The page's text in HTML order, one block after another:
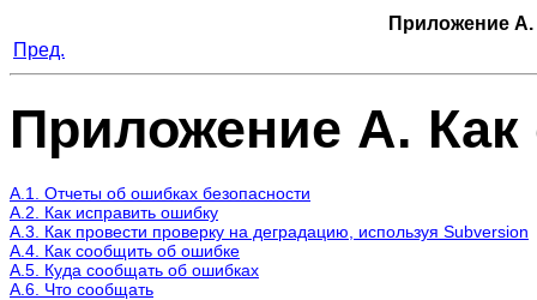
Приложение
Пред.
Приложение A.
A.1. Отчеты об ошибках безопасности
A.2. Как исправить ошибку
A.3. Как провести проверку на деградацию, используя Subversion
A.4. Как сообщить об ошибке
A.5. Куда сообщать об ошибках
A.6. Что сообщать